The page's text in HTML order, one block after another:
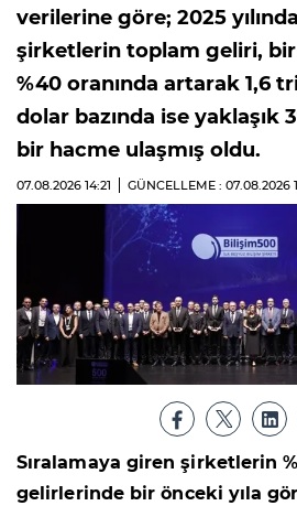
verilerine göre; 2025
şirketlerin toplam geliri, bir
%40 oranında artarak 1,6
dolar bazında ise yaklaşık
bir hacme ulaşmış oldu.
07.08.2026 14:21 GÜNCELLEME : 07.08.2026
Sıralamaya giren şirketlerin
gelirlerinde bir önceki yıla